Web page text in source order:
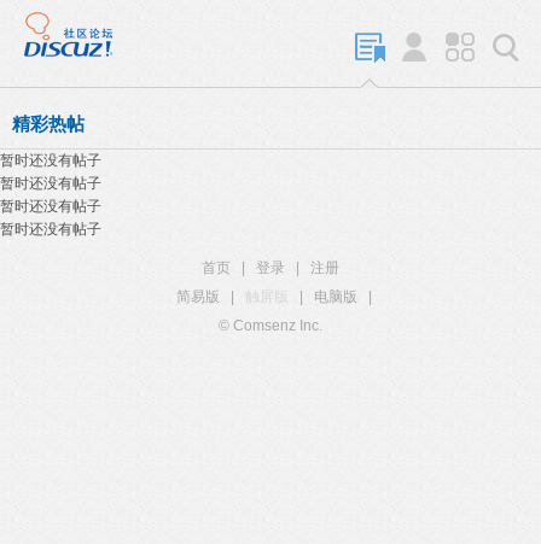
精彩热帖
暂时还没有帖子
暂时还没有帖子
暂时还没有帖子
暂时还没有帖子
首页 登录
注册
简易版
触屏版 电脑版
© Comsenz Inc.